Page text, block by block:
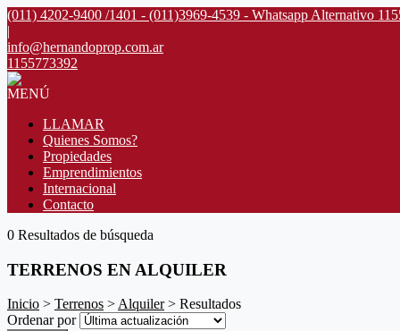
(011) 4202-9400 /1401 - (011)3969-4539 - Whatsapp Alternativo
|
info@hernandoprop.com.ar
1155773392
MENÚ
LLAMAR
Quienes Somos?
Propiedades
Emprendimientos
Internacional
Contacto
0 Resultados de búsqueda
TERRENOS EN ALQUILER
Inicio > Terrenos >Alquiler> Resultados
Ordenar por